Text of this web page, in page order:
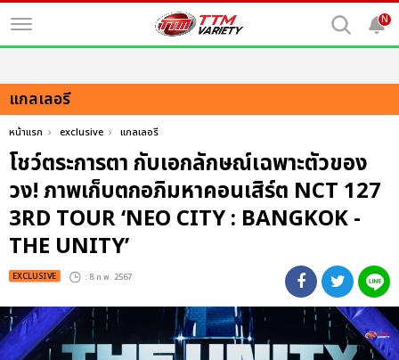
N
แกลเลอรี
หน้าแรก exclusive แกลเลอรี
โชว์ตระการตา กับเอกลักษณ์เฉพาะตัวของ
วง! ภาพเก็บตกอภิมหาคอนเสิร์ต NCT 127
3RD TOUR ‘NEO CITY : BANGKOK -
THE UNITY’
EXCLUSIVE : 8 ก.พ. 2567